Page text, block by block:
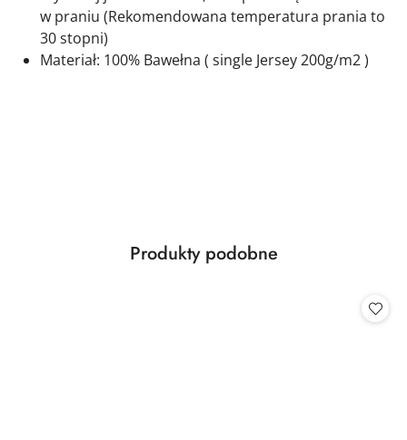
w praniu (Rekomendowana temperatura prania to
30 stopni)
Materiał: 100% Bawełna ( single Jersey 200g/m2 )
Pomiń karuzelę produktów
Produkty
Produkty podobne